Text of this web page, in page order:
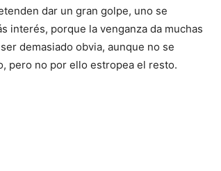
dar un gran golpe, uno se
interés, porque la venganza da muchas
demasiado obvia, aunque no se
pero no por ello estropea el resto.